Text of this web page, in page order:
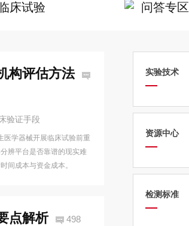
床试验 问答专区
构评估方法
验证手段
医学器械开展临床试验前重
辨平台是否靠谱的现实难
间成本与资金成本。
点解析 498
实验技术
资源中心
检测标准